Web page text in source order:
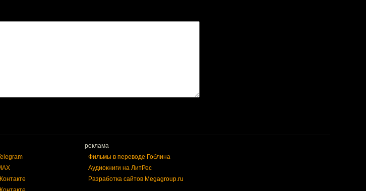
реклама
Фильмы в переводе Гоблина
Аудиокниги на ЛитРес
Разработка сайтов Megagroup.ru